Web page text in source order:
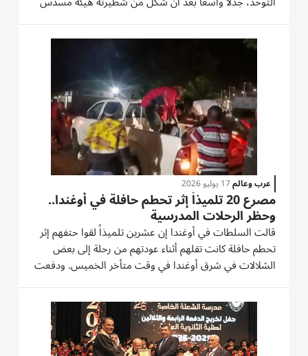
ووجهها نحو أحد زملائه أثناء تناول الغداء، في واقعة أعادت
النقاش حول أساليب التعامل مع الطلاب من ذوي الإعاقة.
وقالت...
عرب وعالم17 يوليو 2026
مصرع 20 تلميذاً إثر تحطم حافلة في أوغندا..
وحظر الرحلات المدرسية
قالت السلطات في أوغندا إن عشرين تلميذاً لقوا حتفهم إثر
تحطم ‌حافلة كانت تقلهم أثناء عودتهم من رحلة إلى ​بعض
⁠الشلالات في شرق أوغندا في ‌وقت متأخر الخميس. ودفعت
المأساة الحكومة إلى حظر جميع الرحلات المدرسية اعتباراً
من الجمعة، وسط موجة ‌من الحزن ومنشورات على
الإنترنت...